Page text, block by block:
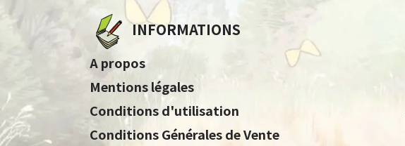
INFORMATIONS
A propos
Mentions légales
Conditions d'utilisation
Conditions Générales de Vente